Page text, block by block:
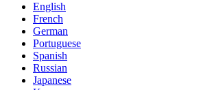
English
French
German
Portuguese
Spanish
Russian
Japanese